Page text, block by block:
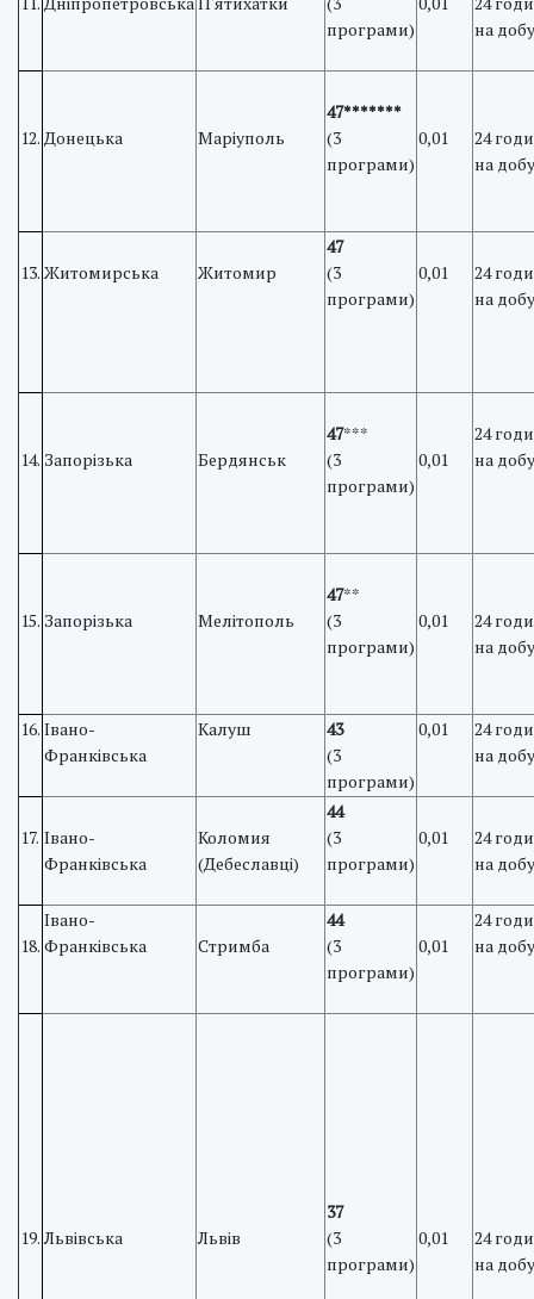
програми)
на добу
12. Донецька Маріуполь
47*******
(3
програми)
0,01
24
на добу
13. Житомирська Житомир
47
(3
програми)
0,01
24
на добу
14. Запорізька Бердянськ
47***
(3
програми)
0,01
24
на добу
15. Запорізька Мелітополь
47**
(3
програми)
0,01
24
на добу
16. Івано-
Франківська
Калуш
43
(3
програми)
0,01
24
на добу
17. Івано-
Франківська
Коломия
(Дебеславці)
44
(3
програми)
0,01
24
на добу
18.
Івано-
Франківська
Стримба
44
(3
програми)
0,01
24
на добу
19. Львівська Львів
37
(3
програми)
0,01
24
на добу